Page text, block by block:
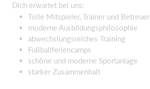
Dich erwartet bei uns:
Tolle Mitspieler, Trainer und Betreuer
moderne Ausbildungsphilosophie
abwechslungsreiches Training
Fußballferiencamps
schöne und moderne Sportanlage
starker Zusammenhalt